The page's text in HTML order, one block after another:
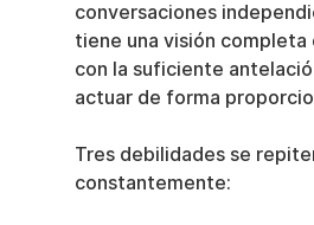
conversaciones
tiene una visión completa
con la suficiente
actuar de forma
Tres debilidades se
constantemente: